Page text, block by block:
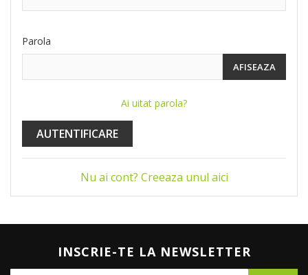
Parola
AFISEAZA
Ai uitat parola?
AUTENTIFICARE
Nu ai cont? Creeaza unul aici
INSCRIE-TE LA NEWSLETTER